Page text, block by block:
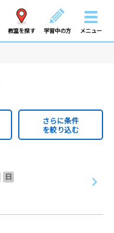
教室を探す 学習中の方 メニュー
さらに条件
を絞り込む
日